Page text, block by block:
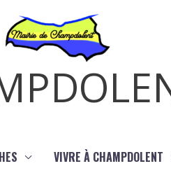
VIVRE À CHAMPDOLENT